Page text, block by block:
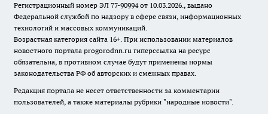
Регистрационный номер ЭЛ 77-90994 от 10.03.2026., выдано
Федеральной службой по надзору в сфере связи, информационных
технологий и массовых коммуникаций.
Возрастная категория сайта 16+. При использовании материалов
новостного портала progorodnn.ru гиперссылка на ресурс
обязательна, в противном случае будут применены нормы
законодательства РФ об авторских и смежных правах.
Редакция портала не несет ответственности за комментарии
пользователей, а также материалы рубрики "народные новости".